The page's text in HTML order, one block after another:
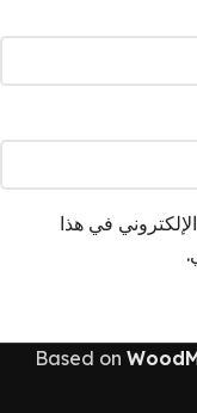
في هذا
Based on